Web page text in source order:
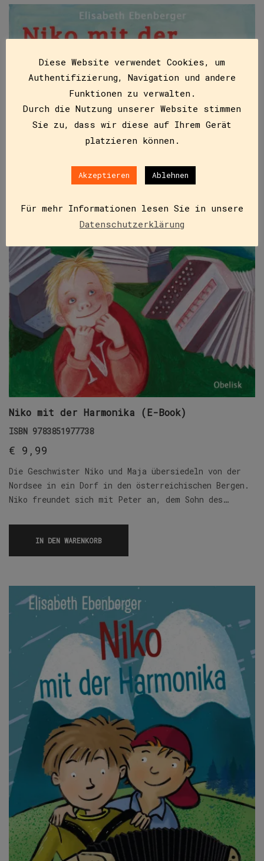
Niko mit der Harmonika (E-Book)
ISBN 9783851977738
€ 9,99
Die Geschwister Niko und Maja übersiedeln von der
Nordsee in ein Dorf in den österreichischen Bergen.
Niko freundet sich mit Peter an, dem Sohn des…
IN DEN WARENKORB
Diese Website verwendet Cookies, um
Authentifizierung, Navigation und andere
Funktionen zu verwalten.
Durch die Nutzung unserer Website stimmen
Sie zu, dass wir diese auf Ihrem Gerät
platzieren können.
Akzeptieren Ablehnen
Für mehr Informationen lesen Sie in unsere
Datenschutzerklärung